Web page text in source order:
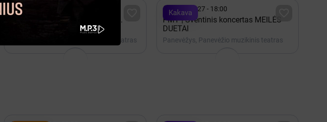
Kakava
Сентябрь 16 - 18:00
JMDT | SALA, KURIOS NĖRA rež.
Panevėžys, Juozo Miltinio dramos teatras
Kakava 
 Ноябрь 27 - 18:00
PMT | Šventinis koncertas MEILĖS
DUETAI
Panevėžys, Panevėžio muzikinis teatras